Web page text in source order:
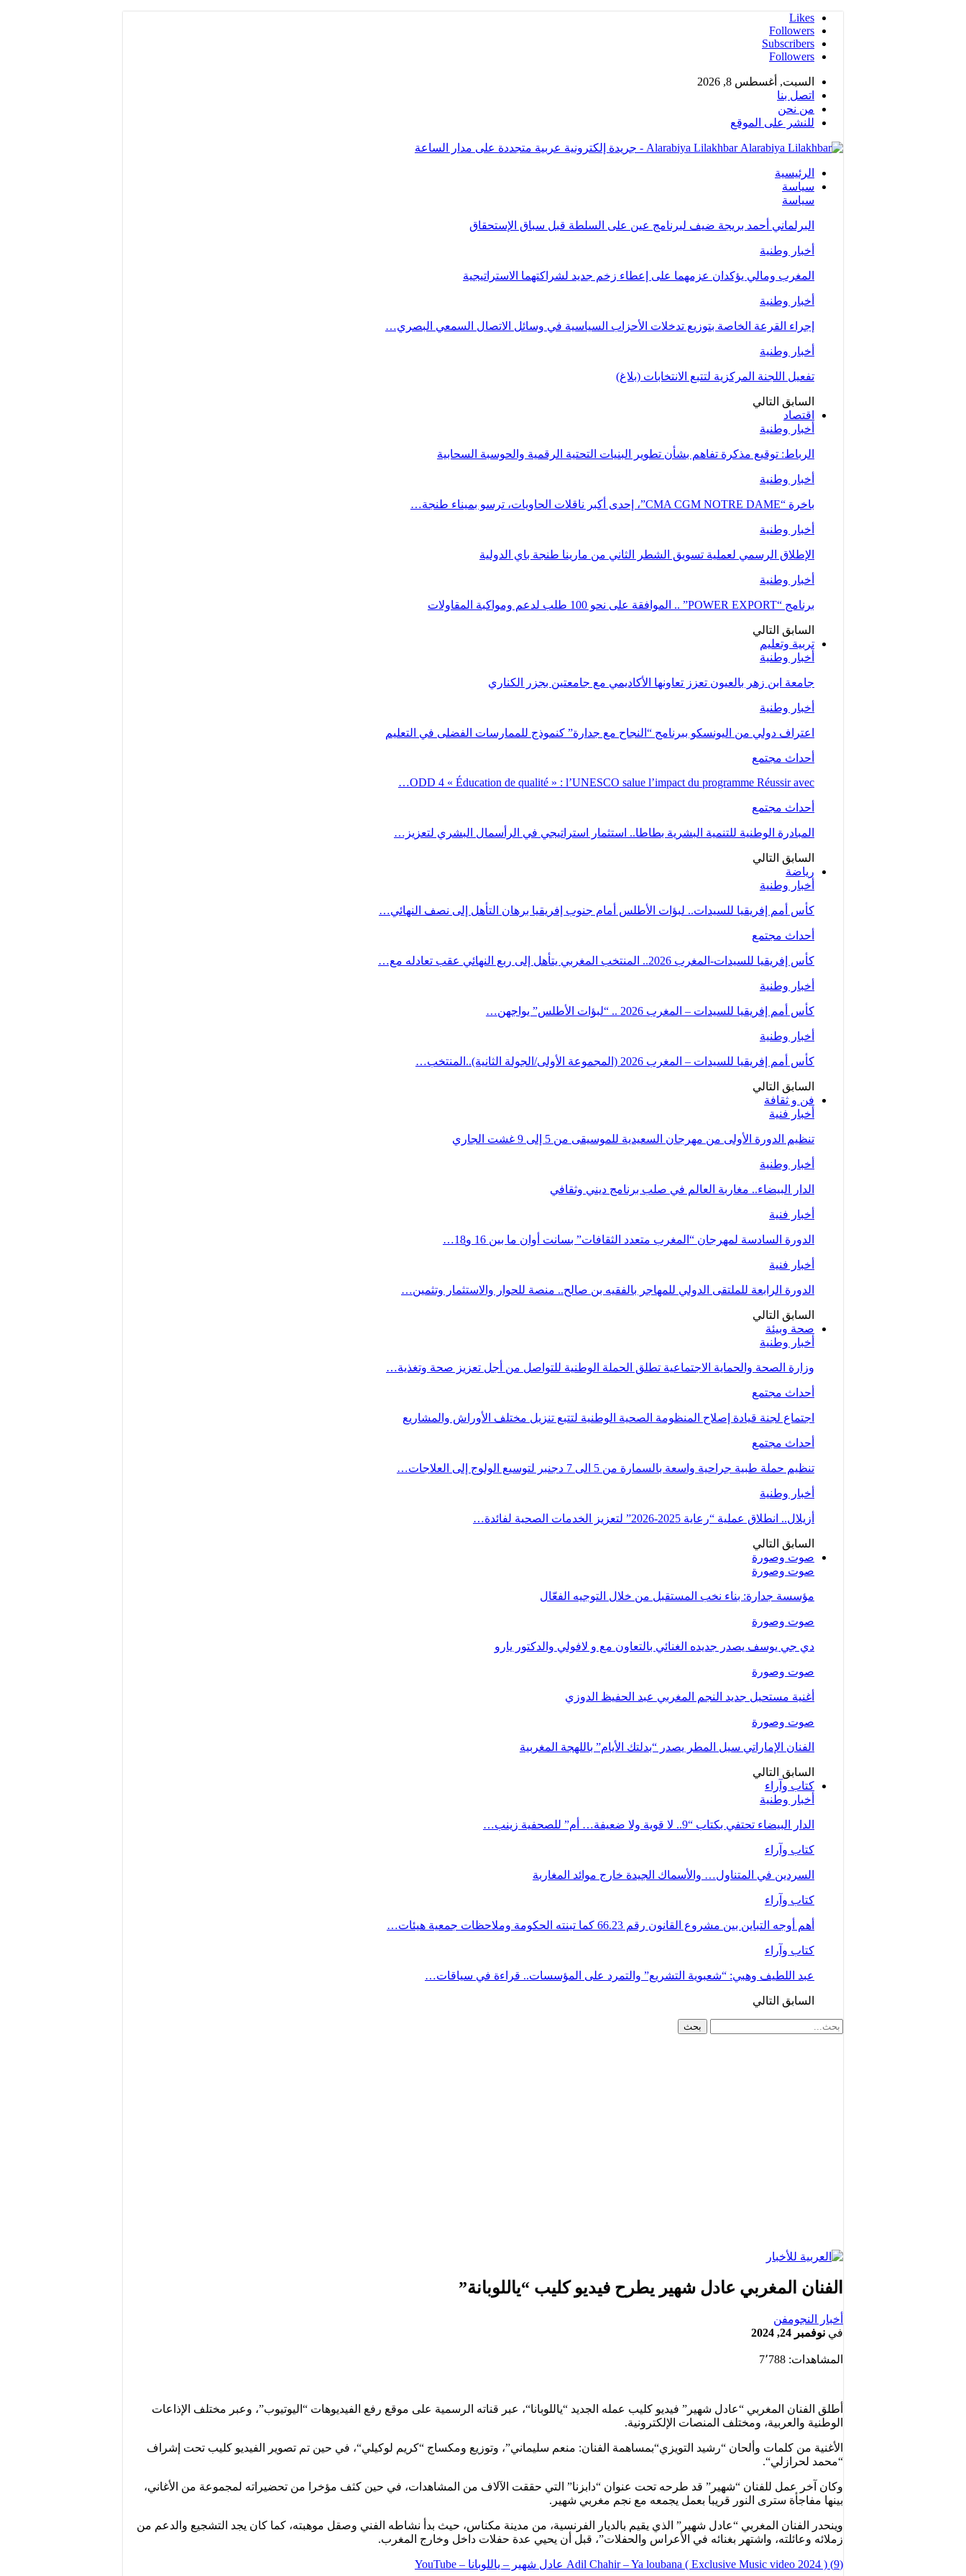
Likes
Followers
Subscribers
Followers
السبت, أغسطس 8, 2026
اتصل بنا
من نحن
للنشر على الموقع
Alarabiya Lilakhbar - جريدة إلكترونية عربية متجددة على مدار الساعة
الرئيسية
سياسة
سياسة
البرلماني أحمد بريجة ضيف لبرنامج عين على السلطة قبل سباق الإستحقاق
أخبار وطنية
المغرب ومالي يؤكدان عزمهما على إعطاء زخم جديد لشراكتهما الاستراتيجية
أخبار وطنية
إجراء القرعة الخاصة بتوزيع تدخلات الأحزاب السياسية في وسائل الاتصال السمعي البصري…
أخبار وطنية
تفعيل اللجنة المركزية لتتبع الانتخابات (بلاغ)
السابق التالي
اقتصاد
أخبار وطنية
الرباط: توقيع مذكرة تفاهم بشأن تطوير البنيات التحتية الرقمية والحوسبة السحابية
أخبار وطنية
باخرة “CMA CGM NOTRE DAME”، إحدى أكبر ناقلات الحاويات، ترسو بميناء طنجة…
أخبار وطنية
الإطلاق الرسمي لعملية تسويق الشطر الثاني من مارينا طنجة باي الدولية
أخبار وطنية
برنامج “POWER EXPORT” .. الموافقة على نحو 100 طلب لدعم ومواكبة المقاولات
السابق التالي
تربية وتعليم
أخبار وطنية
جامعة ابن زهر بالعيون تعزز تعاونها الأكاديمي مع جامعتين بجزر الكناري
أخبار وطنية
اعتراف دولي من اليونسكو ببرنامج “النجاح مع جدارة” كنموذج للممارسات الفضلى في التعليم
أحداث مجتمع
ODD 4 « Éducation de qualité » : l’UNESCO salue l’impact du programme Réussir avec…
أحداث مجتمع
المبادرة الوطنية للتنمية البشرية بطاطا.. استثمار استراتيجي في الرأسمال البشري لتعزيز…
السابق التالي
رياضة
أخبار وطنية
كأس أمم إفريقيا للسيدات.. لبؤات الأطلس أمام جنوب إفريقيا برهان التأهل إلى نصف النهائي…
أحداث مجتمع
كأس إفريقيا للسيدات-المغرب 2026.. المنتخب المغربي يتأهل إلى ربع النهائي عقب تعادله مع…
أخبار وطنية
كأس أمم إفريقيا للسيدات – المغرب 2026 .. “لبؤات الأطلس” يواجهن…
أخبار وطنية
كأس أمم إفريقيا للسيدات – المغرب 2026 (المجموعة الأولى/الجولة الثانية)..المنتخب…
السابق التالي
فن و ثقافة
أخبار فنية
تنظيم الدورة الأولى من مهرجان السعيدية للموسيقى من 5 إلى 9 غشت الجاري
أخبار وطنية
الدار البيضاء.. مغاربة العالم في صلب برنامج ديني وثقافي
أخبار فنية
الدورة السادسة لمهرجان “المغرب متعدد الثقافات” بسانت أوان ما بين 16 و18…
أخبار فنية
الدورة الرابعة للملتقى الدولي للمهاجر بالفقيه بن صالح.. منصة للحوار والاستثمار وتثمين…
السابق التالي
صحة وبيئة
أخبار وطنية
وزارة الصحة والحماية الاجتماعية تطلق الحملة الوطنية للتواصل من أجل تعزيز صحة وتغذية…
أحداث مجتمع
اجتماع لجنة قيادة إصلاح المنظومة الصحية الوطنية لتتبع تنزيل مختلف الأوراش والمشاريع
أحداث مجتمع
تنظيم حملة طبية جراحية واسعة بالسمارة من 5 الى 7 دجنبر لتوسيع الولوج إلى العلاجات…
أخبار وطنية
أزيلال.. انطلاق عملية “رعاية 2025-2026” لتعزيز الخدمات الصحية لفائدة…
السابق التالي
صوت وصورة
صوت وصورة
مؤسسة جدارة: بناء نخب المستقبل من خلال التوجيه الفعّال
صوت وصورة
دي جي يوسف يصدر جديده الغنائي بالتعاون مع و لافولي والدكتور يارو
صوت وصورة
أغنية مستحيل جديد النجم المغربي عبد الحفيظ الدوزي
صوت وصورة
الفنان الإماراتي سيل المطر يصدر “بدلتك الأيام” باللهجة المغربية
السابق التالي
كتاب وآراء
أخبار وطنية
الدار البيضاء تحتفي بكتاب “9.. لا قوية ولا ضعيفة… أم” للصحفية زينب…
كتاب وآراء
السردين في المتناول… والأسماك الجيدة خارج موائد المغاربة
كتاب وآراء
أهم أوجه التباين بين مشروع القانون رقم 66.23 كما تبنته الحكومة وملاحظات جمعية هيئات…
كتاب وآراء
عبد اللطيف وهبي: “شعبوية التشريع” والتمرد على المؤسسات.. قراءة في سياقات…
السابق التالي
⁠الفنان المغربي عادل شهير يطرح فيديو كليب “ياللوبانة”
أخبار النجومفن
في نوفمبر 24, 2024
المشاهدات: 7٬788
أطلق الفنان المغربي “عادل شهير” فيديو كليب عمله الجديد “ياللوبانا“، عبر قناته الرسمية على موقع رفع الفيديوهات “اليوتيوب”، وعبر مختلف الإذاعات
الوطنية والعربية، ومختلف المنصات الإلكترونية.
الأغنية من كلمات وألحان “رشيد التويزي“بمساهمة الفنان: منعم سليماني”، وتوزيع ومكساج “كريم لوكيلي“، في حين تم تصوير الفيديو كليب تحت إشراف
“محمد لحرازلي“.
وكان آخر عمل للفنان “شهير” قد طرحه تحت عنوان “دابزنا” التي حققت الآلاف من المشاهدات، في حين كثف مؤخرا من تحضيراته لمجموعة من الأغاني،
بينها مفاجأة سترى النور قريبا بعمل يجمعه مع نجم مغربي شهير.
وينحدر الفنان المغربي “عادل شهير” الذي يقيم بالديار الفرنسية، من مدينة مكناس، حيث بدأ نشاطه الفني وصقل موهبته، كما كان يجد التشجيع والدعم من
زملائه وعائلته، واشتهر بغنائه في الأعراس والحفلات”، قبل أن يحيي عدة حفلات داخل وخارج المغرب.
(9) Adil Chahir – Ya loubana ( Exclusive Music video 2024 ) عادل شهير – ياللوبانا – YouTube